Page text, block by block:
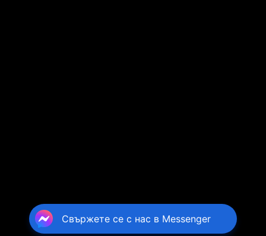
Свържете се с нас в Messenger